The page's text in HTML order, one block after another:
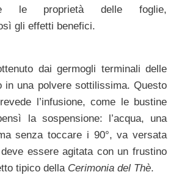
le proprietà delle foglie,
gli effetti benefici.
dai germogli terminali delle
in una polvere sottilissima. Questo
l’infusione, come le bustine
la sospensione: l’acqua, una
senza toccare i 90°, va versata
essere agitata con un frustino
tipico della Cerimonia del Thè.